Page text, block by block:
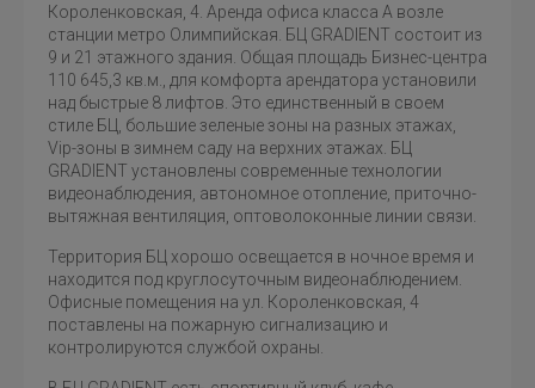
Короленковская, 4. Аренда офиса класса А возле
станции метро Олимпийская. БЦ GRADIENT состоит из
9 и 21 этажного здания. Общая площадь Бизнес-центра
110 645,3 кв.м., для комфорта арендатора установили
над быстрые 8 лифтов. Это единственный в своем
стиле БЦ, большие зеленые зоны на разных этажах,
Vip-зоны в зимнем саду на верхних этажах. БЦ
GRADIENT установлены современные технологии
видеонаблюдения, автономное отопление, приточно-
вытяжная вентиляция, оптоволоконные линии связи.
Территория БЦ хорошо освещается в ночное время и
находится под круглосуточным видеонаблюдением.
Офисные помещения на ул. Короленковская, 4
поставлены на пожарную сигнализацию и
контролируются службой охраны.